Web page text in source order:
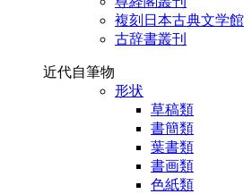
複刻日本古典文学館
古辞書叢刊
近代自筆物
形状
草稿類
書簡類
葉書類
書画類
色紙類